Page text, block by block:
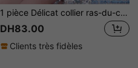
1 pièce Délicat collier ras-du-cou minimaliste avec perles bleues de et pierres en zirconium, de conception unique, convient pour le port quotidien ou les vacances des femmes
DH83.00
Clients très fidèles